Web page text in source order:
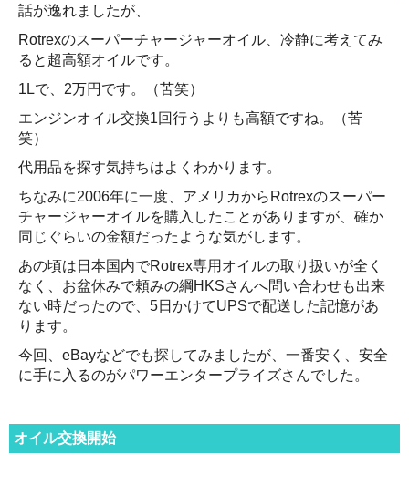
話が逸れましたが、
Rotrexのスーパーチャージャーオイル、冷静に考えてみ
ると超高額オイルです。
1Lで、2万円です。（苦笑）
エンジンオイル交換1回行うよりも高額ですね。（苦
笑）
代用品を探す気持ちはよくわかります。
ちなみに2006年に一度、アメリカからRotrexのスーパー
チャージャーオイルを購入したことがありますが、確か
同じぐらいの金額だったような気がします。
あの頃は日本国内でRotrex専用オイルの取り扱いが全く
なく、お盆休みで頼みの綱HKSさんへ問い合わせも出来
ない時だったので、5日かけてUPSで配送した記憶があ
ります。
今回、eBayなどでも探してみましたが、一番安く、安全
に手に入るのがパワーエンタープライズさんでした。
オイル交換開始